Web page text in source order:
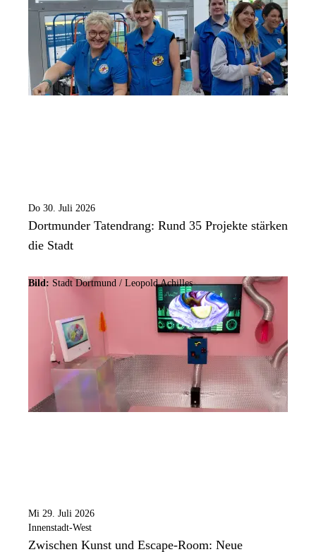
Do 30. Juli 2026
Dortmunder Tatendrang: Rund 35 Projekte stärken
die Stadt
Bild: Stadt Dortmund / Leopold Achilles
Mi 29. Juli 2026
Innenstadt-West
Zwischen Kunst und Escape-Room: Neue